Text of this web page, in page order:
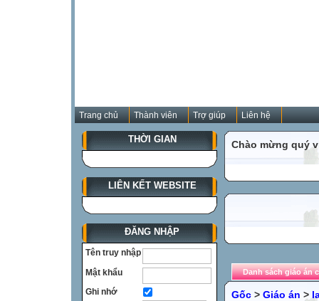
Trang chủ Thành viên Trợ giúp Liên hệ
THỜI GIAN
LIÊN KẾT WEBSITE
ĐĂNG NHẬP
Tên truy nhập
Mật khẩu
Ghi nhớ
Chào mừng quý
Danh sách giáo án
Gốc > Giáo án >